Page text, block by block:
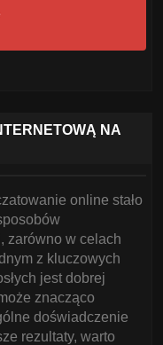
NA
online stało
zarówno w celach
z kluczowych
jest dobrej
znacząco
doświadczenie
rezultaty, warto